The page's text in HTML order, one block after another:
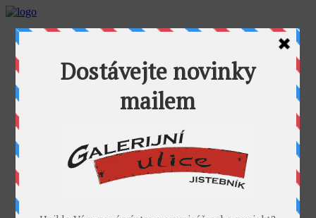
AKTUALITY
GALERIE U FOŤÁKA
Takoví jsme byli
I. sympozium výtvarníků v GU
II. sympozium výtvarníků
Galerijní rybník